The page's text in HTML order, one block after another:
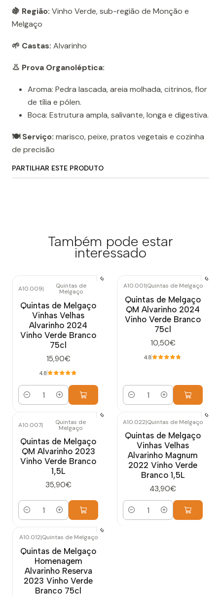
🍇 Região: Vinho Verde, sub-região de Monção e
Melgaço
🌱 Castas: Alvarinho
👃 Prova Organoléptica:
Aroma: Pedra lascada, areia molhada, citrinos, flor
de tília e pólen.
Boca: Estrutura ampla, salivante, longa e digestiva.
🍽️ Serviço: marisco, peixe, pratos vegetais e cozinha
de precisão
PARTILHAR ESTE PRODUTO
Também pode estar
interessado
A10.009| Quintas de
Melgaço
Quintas de Melgaço
Vinhas Velhas
Alvarinho 2024
Vinho Verde Branco
75cl
15,90€
4.8
Quantidade
A10.001|Quintas de Melgaço
Quintas de Melgaço
QM Alvarinho 2024
Vinho Verde Branco
75cl
10,50€
4.8
Quantidade
A10.007| Quintas de
Melgaço
Quintas de Melgaço
QM Alvarinho 2023
Vinho Verde Branco
1,5L
35,90€
Quantidade
A10.022|Quintas de Melgaço
Quintas de Melgaço
Vinhas Velhas
Alvarinho Magnum
2022 Vinho Verde
Branco 1,5L
43,90€
Quantidade
A10.012|Quintas de Melgaço
Quintas de Melgaço
Homenagem
Alvarinho Reserva
2023 Vinho Verde
Branco 75cl